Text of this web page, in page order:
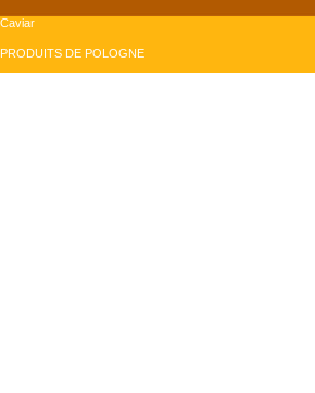
Caviar
PRODUITS DE POLOGNE